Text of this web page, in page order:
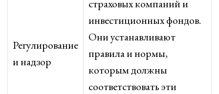
Регулирование
и надзор
страховых компаний и
инвестиционных фондов.
Они устанавливают
правила и нормы,
которым должны
соответствовать эти